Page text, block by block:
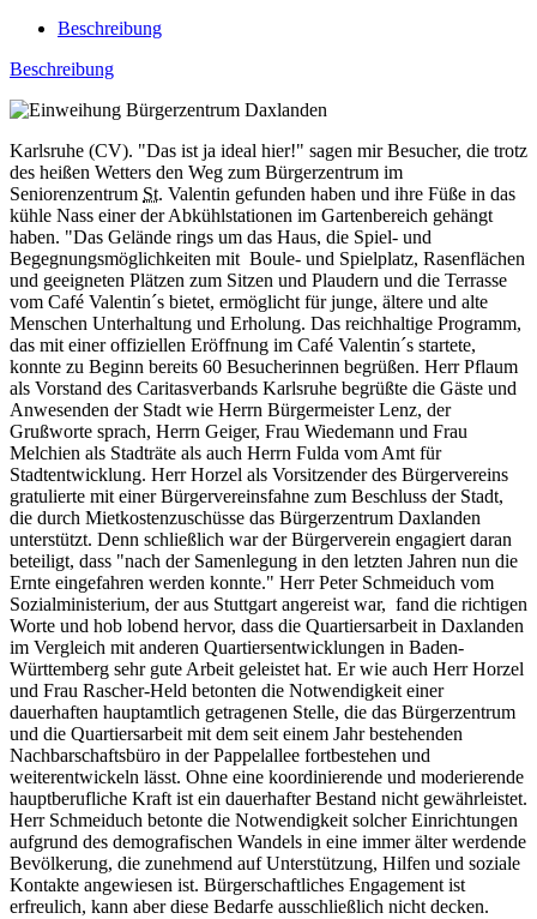
Beschreibung
Beschreibung
Karlsruhe (CV). "Das ist ja ideal hier!" sagen mir Besucher, die trotz
des heißen Wetters den Weg zum Bürgerzentrum im
Seniorenzentrum St. Valentin gefunden haben und ihre Füße in das
kühle Nass einer der Abkühlstationen im Gartenbereich gehängt
haben. "Das Gelände rings um das Haus, die Spiel- und
Begegnungsmöglichkeiten mit Boule- und Spielplatz, Rasenflächen
und geeigneten Plätzen zum Sitzen und Plaudern und die Terrasse
vom Café Valentin´s bietet, ermöglicht für junge, ältere und alte
Menschen Unterhaltung und Erholung. Das reichhaltige Programm,
das mit einer offiziellen Eröffnung im Café Valentin´s startete,
konnte zu Beginn bereits 60 Besucherinnen begrüßen. Herr Pflaum
als Vorstand des Caritasverbands Karlsruhe begrüßte die Gäste und
Anwesenden der Stadt wie Herrn Bürgermeister Lenz, der
Grußworte sprach, Herrn Geiger, Frau Wiedemann und Frau
Melchien als Stadträte als auch Herrn Fulda vom Amt für
Stadtentwicklung. Herr Horzel als Vorsitzender des Bürgervereins
gratulierte mit einer Bürgervereinsfahne zum Beschluss der Stadt,
die durch Mietkostenzuschüsse das Bürgerzentrum Daxlanden
unterstützt. Denn schließlich war der Bürgerverein engagiert daran
beteiligt, dass "nach der Samenlegung in den letzten Jahren nun die
Ernte eingefahren werden konnte." Herr Peter Schmeiduch vom
Sozialministerium, der aus Stuttgart angereist war, fand die richtigen
Worte und hob lobend hervor, dass die Quartiersarbeit in Daxlanden
im Vergleich mit anderen Quartiersentwicklungen in Baden-
Württemberg sehr gute Arbeit geleistet hat. Er wie auch Herr Horzel
und Frau Rascher-Held betonten die Notwendigkeit einer
dauerhaften hauptamtlich getragenen Stelle, die das Bürgerzentrum
und die Quartiersarbeit mit dem seit einem Jahr bestehenden
Nachbarschaftsbüro in der Pappelallee fortbestehen und
weiterentwickeln lässt. Ohne eine koordinierende und moderierende
hauptberufliche Kraft ist ein dauerhafter Bestand nicht gewährleistet.
Herr Schmeiduch betonte die Notwendigkeit solcher Einrichtungen
aufgrund des demografischen Wandels in eine immer älter werdende
Bevölkerung, die zunehmend auf Unterstützung, Hilfen und soziale
Kontakte angewiesen ist. Bürgerschaftliches Engagement ist
erfreulich, kann aber diese Bedarfe ausschließlich nicht decken.